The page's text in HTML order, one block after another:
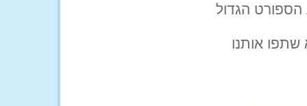
הספורט הגדול
אותנו